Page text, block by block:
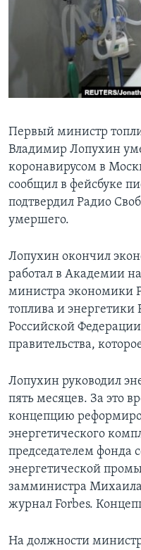
Learning English
СОЦИАЛЬНЫЕ СЕТИ
Языки
Первый министр
Владимир Лопухин
коронавирусом в
сообщил в фейсбуке
подтвердил Радио
умершего.
Лопухин окончил
работал в Академии
министра экономики
топлива и
Российской
правительства,
Лопухин руководил
пять месяцев. За это
концепцию
энергетического
председателем фонда
энергетической
замминистра Михаила
журнал Forbes.
На должности